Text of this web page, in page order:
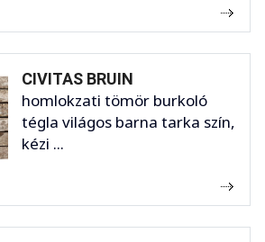
CIVITAS BRUIN
homlokzati tömör burkoló
tégla világos barna tarka szín,
kézi ...